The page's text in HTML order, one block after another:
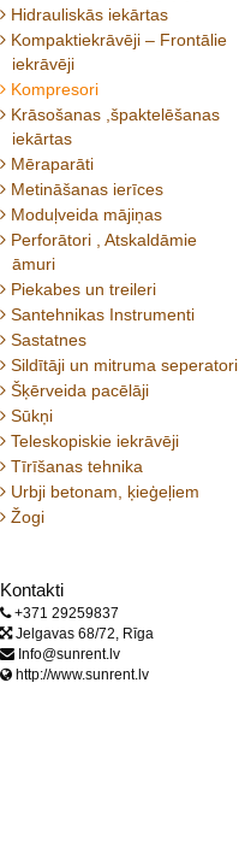
Hidrauliskās iekārtas
Kompaktiekrāvēji – Frontālie
iekrāvēji
Kompresori
Krāsošanas ,špaktelēšanas
iekārtas
Mēraparāti
Metināšanas ierīces
Moduļveida mājiņas
Perforātori , Atskaldāmie
āmuri
Piekabes un treileri
Santehnikas Instrumenti
Sastatnes
Sildītāji un mitruma seperatori
Šķērveida pacēlāji
Sūkņi
Teleskopiskie iekrāvēji
Tīrīšanas tehnika
Urbji betonam, ķieģeļiem
Žogi
Kontakti
+371 29259837
Jelgavas 68/72, Rīga
Info@sunrent.lv
http://www.sunrent.lv